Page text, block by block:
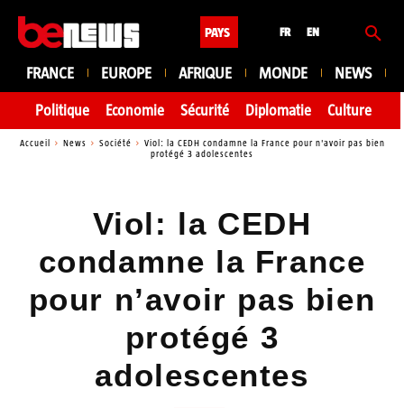
PAYS FR EN
FRANCE EUROPE AFRIQUE MONDE NEWS
Politique Economie Sécurité Diplomatie Culture
Accueil News Société
Viol: la CEDH condamne la France pour n'avoir pas bien
protégé 3 adolescentes
Viol: la CEDH
condamne la France
pour n’avoir pas bien
protégé 3
adolescentes